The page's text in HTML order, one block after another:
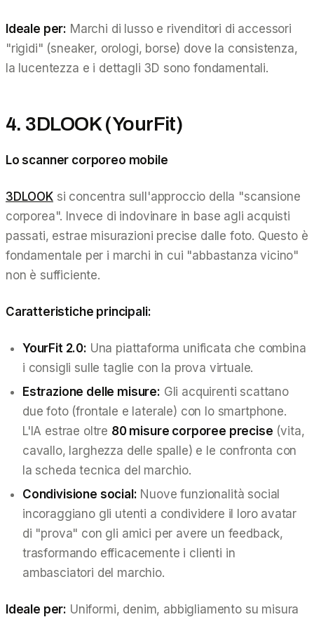
Ideale per: Marchi di lusso e rivenditori di accessori
"rigidi" (sneaker, orologi, borse) dove la consistenza,
la lucentezza e i dettagli 3D sono fondamentali.
4. 3DLOOK (YourFit)
Lo scanner corporeo mobile
3DLOOKsi concentra sull'approccio della "scansione
corporea". Invece di indovinare in base agli acquisti
passati, estrae misurazioni precise dalle foto. Questo è
fondamentale per i marchi in cui "abbastanza vicino"
non è sufficiente.
Caratteristiche principali:
YourFit 2.0: Una piattaforma unificata che combina
i consigli sulle taglie con la prova virtuale.
Estrazione delle misure: Gli acquirenti scattano
due foto (frontale e laterale) con lo smartphone.
L'IA estrae oltre 80 misure corporee precise (vita,
cavallo, larghezza delle spalle) e le confronta con
la scheda tecnica del marchio.
Condivisione social: Nuove funzionalità social
incoraggiano gli utenti a condividere il loro avatar
di "prova" con gli amici per avere un feedback,
trasformando efficacemente i clienti in
ambasciatori del marchio.
Ideale per: Uniformi, denim, abbigliamento su misura